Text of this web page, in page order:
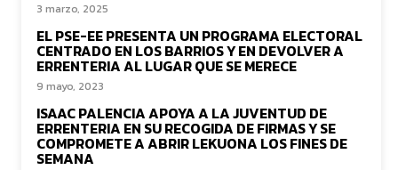
3 marzo, 2025
EL PSE-EE PRESENTA UN PROGRAMA ELECTORAL
CENTRADO EN LOS BARRIOS Y EN DEVOLVER A
ERRENTERIA AL LUGAR QUE SE MERECE
9 mayo, 2023
ISAAC PALENCIA APOYA A LA JUVENTUD DE
ERRENTERIA EN SU RECOGIDA DE FIRMAS Y SE
COMPROMETE A ABRIR LEKUONA LOS FINES DE
SEMANA